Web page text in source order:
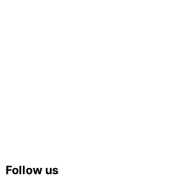
Follow us